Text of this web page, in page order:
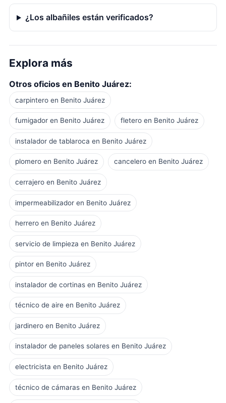
¿Los albañiles están verificados?
Explora más
Otros oficios en Benito Juárez:
carpintero en Benito Juárez
fumigador en Benito Juárez fletero en Benito Juárez
instalador de tablaroca en Benito Juárez
plomero en Benito Juárez cancelero en Benito Juárez
cerrajero en Benito Juárez
impermeabilizador en Benito Juárez
herrero en Benito Juárez
servicio de limpieza en Benito Juárez
pintor en Benito Juárez
instalador de cortinas en Benito Juárez
técnico de aire en Benito Juárez
jardinero en Benito Juárez
instalador de paneles solares en Benito Juárez
electricista en Benito Juárez
técnico de cámaras en Benito Juárez